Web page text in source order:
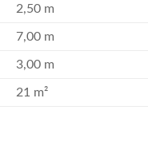
2,50 m
7,00 m
3,00 m
21 m²